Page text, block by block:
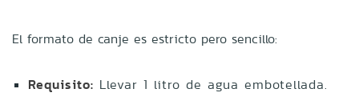
El formato de canje es estricto pero sencillo:
Requisito: Llevar 1 litro de agua embotellada.